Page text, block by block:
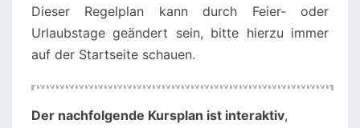
Dieser Regelplan kann durch Feier- oder
Urlaubstage geändert sein, bitte hierzu immer
auf der Startseite schauen.
Der nachfolgende Kursplan ist interaktiv,
01:00